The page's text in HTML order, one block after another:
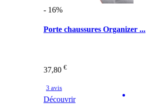
- 16%
Porte chaussures Organizer ...
37,80 €
3 avis
Découvrir